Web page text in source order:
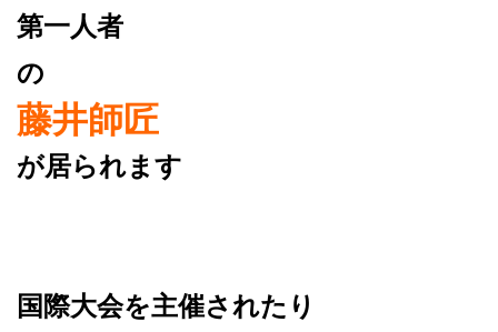
第一人者
の
藤井師匠
が居られます
国際大会を主催されたり